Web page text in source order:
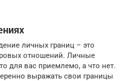
личных границ – это
отношений. Личные
для вас приемлемо, а что нет.
выражать свои границы